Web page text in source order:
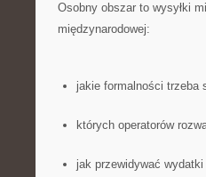
Osobny obszar to wysyłki
międzynarodowej:
jakie formalności trzeba
których operatorów
jak przewidywać